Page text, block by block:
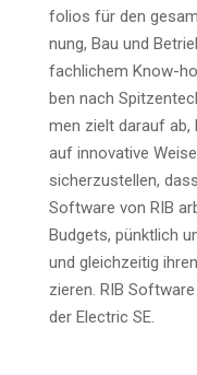
fo­li­os für den
nung, Bau und
fach­li­chem Know-
ben nach
men zielt dar­auf ab,
auf inno­va­ti­ve
sicher­zu­stel­len,
Soft­ware von RIB
Bud­gets, pünkt­lich
und gleich­zei­tig
zie­ren. RIB
der Elec­tric SE.